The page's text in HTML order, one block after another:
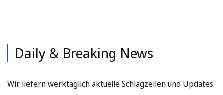
Daily & Breaking News
Wir liefern werktäglich aktuelle Schlagzeilen und Updates.